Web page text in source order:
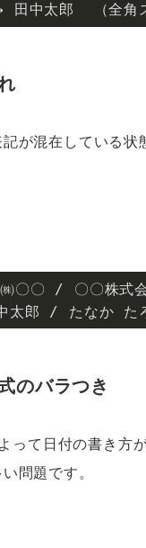
田中太郎  （全角
が混在している
〇〇 / 〇〇株式
太郎 / たなか た
のバラつき
って日付の書き方
問題です。